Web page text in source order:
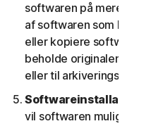
softwaren på mere end
af softwaren som
eller kopiere softwaren
beholde originalen, dog
eller til arkiveringsformål.
Softwareinstallation.
vil softwaren muligvis